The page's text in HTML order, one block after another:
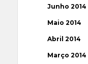
Junho 2014
Maio 2014
Abril 2014
Março 2014